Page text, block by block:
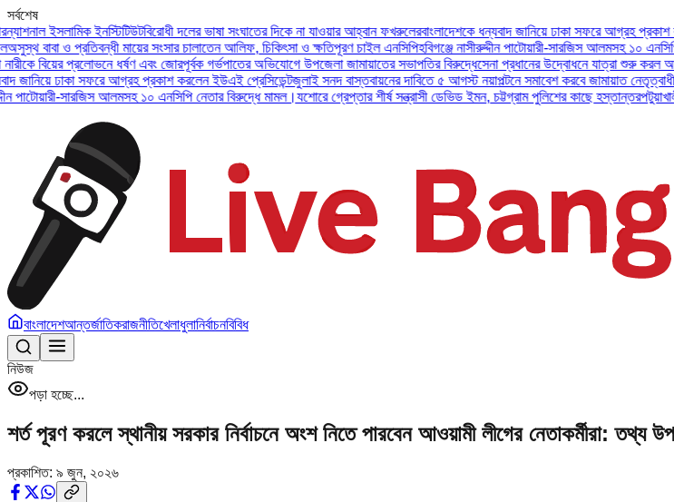
সর্বশেষ
বিরোধী দলের ভাষা সংঘাতের দিকে না যাওয়ার আহ্বান ফখরুলেরবাংলাদেশকে ধন্যবাদ জানিয়ে ঢাকা সফরে আগ্রহ প্রকাশ করলেন ইউএই
মায়ের সংসার চালাতেন আলিফ, চিকিৎসা ও ক্ষতিপূরণ চাইল এনসিপিহবিগঞ্জে নাসীরুদ্দীন পাটোয়ারী-সারজিস আলমসহ ১০ এনসিপি নেতার বিরুদ্ধে
ধর্ষণ এবং জোরপূর্বক গর্ভপাতের অভিযোগে উপজেলা জামায়াতের সভাপতির বিরুদ্ধেসেনা প্রধানের উদ্বোধনে যাত্রা শুরু করল আর্মি ইন্টারন্যাশনাল
আগ্রহ প্রকাশ করলেন ইউএই প্রেসিডেন্টজুলাই সনদ বাস্তবায়নের দাবিতে ৫ আগস্ট নয়াপল্টনে সমাবেশ করবে জামায়াত নেতৃত্বাধীন ১১ দলঅসুস্থ
আলমসহ ১০ এনসিপি নেতার বিরুদ্ধে মামল।যশোরে গ্রেপ্তার শীর্ষ সন্ত্রাসী ডেভিড ইমন, চট্টগ্রাম পুলিশের কাছে হস্তান্তরপটুয়াখালীতে বিধবা
বাংলাদেশআন্তর্জাতিকরাজনীতিখেলাধুলানির্বাচনবিবিধ
নিউজ
পড়া হচ্ছে...
শর্ত পূরণ করলে স্থানীয় সরকার নির্বাচনে অংশ নিতে পারবেন আওয়ামী লীগের নেতাকর্মীরা: তথ্য
প্রকাশিত: ৯ জুন, ২০২৬